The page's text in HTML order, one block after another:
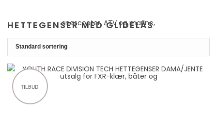
HETTEGENSER MED GLIDELÅS
TILBUD!